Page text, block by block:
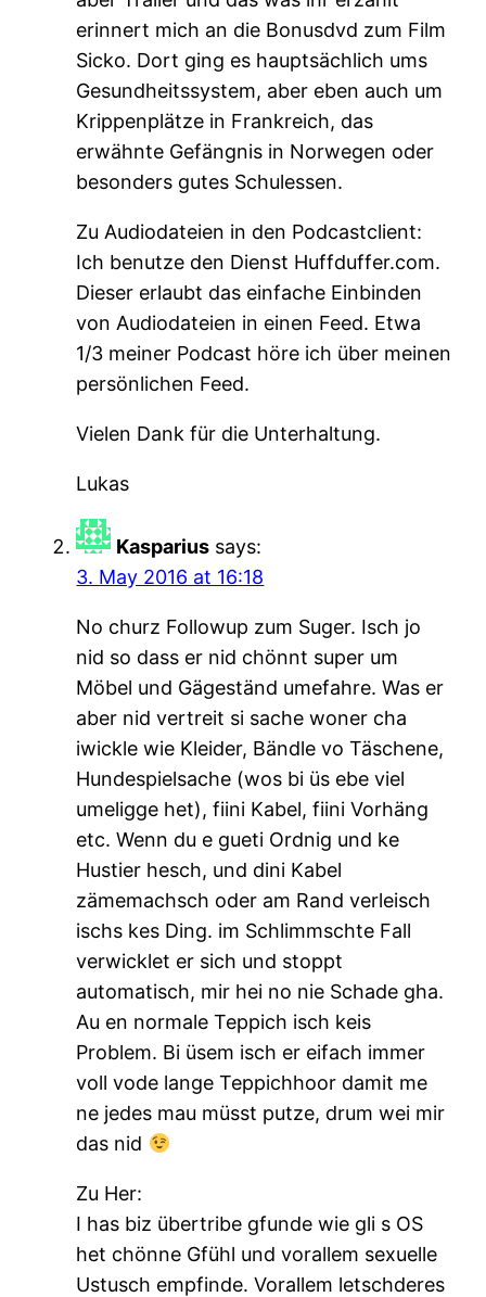
erinnert mich an die Bonusdvd zum Film
Sicko. Dort ging es hauptsächlich ums
Gesundheitssystem, aber eben auch um
Krippenplätze in Frankreich, das
erwähnte Gefängnis in Norwegen oder
besonders gutes Schulessen.
Zu Audiodateien in den Podcastclient:
Ich benutze den Dienst Huffduffer.com.
Dieser erlaubt das einfache Einbinden
von Audiodateien in einen Feed. Etwa
1/3 meiner Podcast höre ich über meinen
persönlichen Feed.
Vielen Dank für die Unterhaltung.
Lukas
Kasparius says:
3. May 2016 at 16:18
No churz Followup zum Suger. Isch jo
nid so dass er nid chönnt super um
Möbel und Gägeständ umefahre. Was er
aber nid vertreit si sache woner cha
iwickle wie Kleider, Bändle vo Täschene,
Hundespielsache (wos bi üs ebe viel
umeligge het), fiini Kabel, fiini Vorhäng
etc. Wenn du e gueti Ordnig und ke
Hustier hesch, und dini Kabel
zämemachsch oder am Rand verleisch
ischs kes Ding. im Schlimmschte Fall
verwicklet er sich und stoppt
automatisch, mir hei no nie Schade gha.
Au en normale Teppich isch keis
Problem. Bi üsem isch er eifach immer
voll vode lange Teppichhoor damit me
ne jedes mau müsst putze, drum wei mir
das nid
Zu Her:
I has biz übertribe gfunde wie gli s OS
het chönne Gfühl und vorallem sexuelle
Ustusch empfinde. Vorallem letschderes